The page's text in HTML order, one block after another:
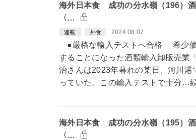
海外日本食 成功の分水嶺（196）酒
〈…
連載 外食 2024.08.02
●厳格な輸入テストへ合格 希少価
することになった酒類輸入卸販売業
治さんは2023年暮れの某日、河川
っていた。この輸入テストで十分…
海外日本食 成功の分水嶺（195）酒
〈…